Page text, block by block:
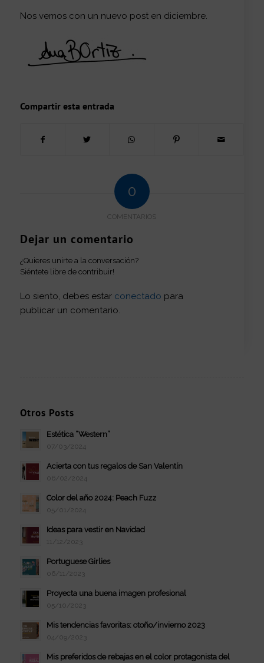
Nos vemos con un nuevo post en diciembre.
Compartir esta entrada
0
COMENTARIOS
Dejar un comentario
¿Quieres unirte a la conversación?
Siéntete libre de contribuir!
Lo siento, debes estar conectado para
publicar un comentario.
Otros Posts
Estética “Western”
07/03/2024
Acierta con tus regalos de San Valentín
06/02/2024
Color del año 2024: Peach Fuzz
05/01/2024
Ideas para vestir en Navidad
11/12/2023
Portuguese Girlies
06/11/2023
Proyecta una buena imagen profesional
05/10/2023
Mis tendencias favoritas: otoño/invierno 2023
04/09/2023
Mis preferidos de rebajas en el color protagonista del